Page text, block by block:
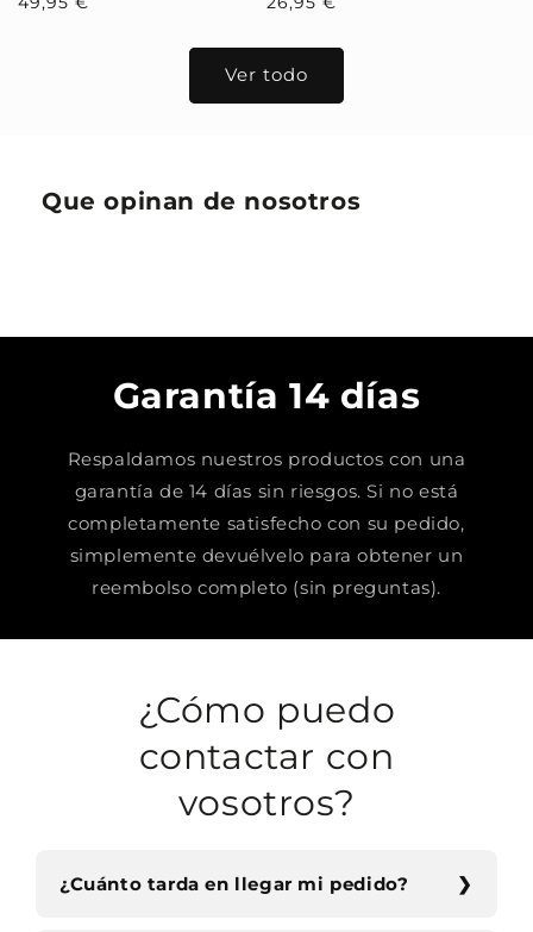
Ver todo
Que opinan de nosotros
Garantía 14 días
Respaldamos nuestros productos con una
garantía de 14 días sin riesgos. Si no está
completamente satisfecho con su pedido,
simplemente devuélvelo para obtener un
reembolso completo (sin preguntas).
¿Cómo puedo
contactar con
vosotros?
¿Cuánto tarda en llegar mi pedido?